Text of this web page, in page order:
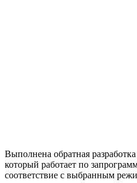
Выполнена обратная
который работает по
соответствие с выбранным